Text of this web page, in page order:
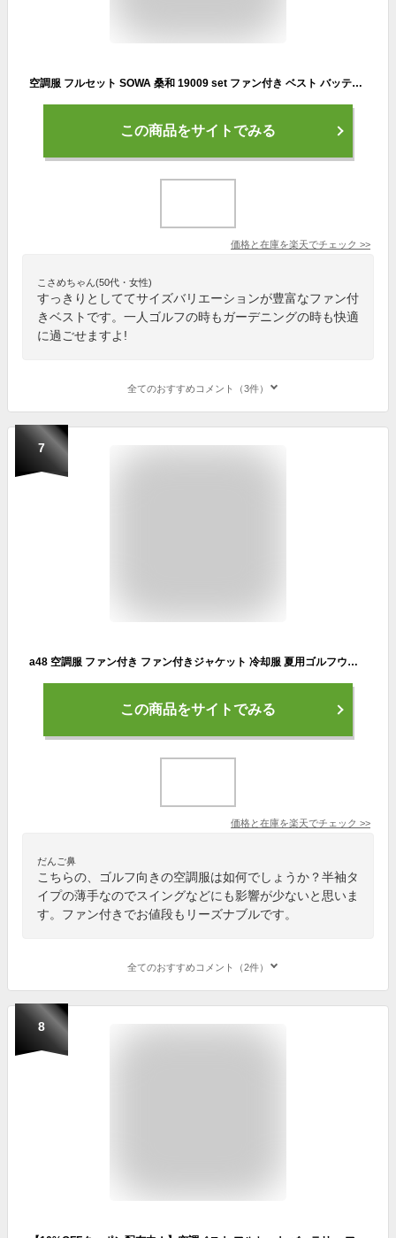
空調服 フルセット SOWA 桑和 19009 set ファン付き ベスト バッテリー セット S 〜 6L | 人気 警備 レジャー 農業 園芸 屋外作業 アウトドア 釣り BBQ ゴルフ 誕生日 軽作業 配送 運送 倉庫 通勤 通学 宅配 涼しい おすすめ S M L LL 3L 4L 6L 大きいサイズ 小さいサイズ
この商品をサイトでみる
価格と在庫を楽天でチェック >>
こさめちゃん(50代・女性)
すっきりとしててサイズバリエーションが豊富なファン付
きベストです。一人ゴルフの時もガーデニングの時も快適
に過ごせますよ!
全てのおすすめコメント（3件）
7
a48 空調服 ファン付き ファン付きジャケット 冷却服 夏用ゴルフウェア 熱中症対策 ウェアラブルエアコン 空冷ウェア 空調ウェア クールジャケット バッテリー別売り フード付き 軽量 薄手 メンズ ゴルフ用 おしゃれ M 5L 大きいサイズ対応 涼しい golfウェア
この商品をサイトでみる
価格と在庫を楽天でチェック >>
だんご鼻
こちらの、ゴルフ向きの空調服は如何でしょうか？半袖タ
イプの薄手なのでスイングなどにも影響が少ないと思いま
す。ファン付きでお値段もリーズナブルです。
全てのおすすめコメント（2件）
8